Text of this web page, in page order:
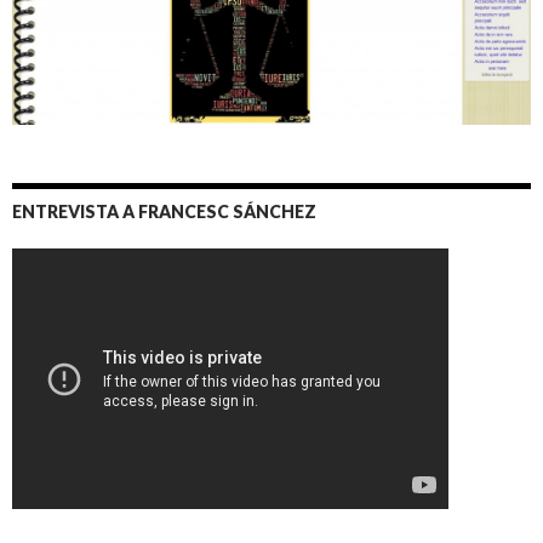
ENTREVISTA A FRANCESC SÁNCHEZ